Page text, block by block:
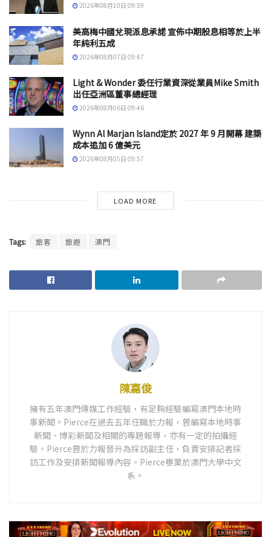
2026年08月10日 09:59
美高梅中國兌現派息承諾 宣佈中期股息相等於上半
年純利五成
2026年08月07日 09:47
Light & Wonder 委任行業資深從業員Mike Smith
出任亞洲區董事總經理
2026年08月06日 09:46
Wynn Al Marjan Island定於 2027 年 9 月開幕 建築
成本追加 6 億美元
2026年08月05日 09:57
LOAD MORE
Tags: 旅客 旅遊 澳門
陳嘉俊
擁有五年澳門傳媒工作經驗，有足夠經驗編寫澳門本地時
事新聞。Pierce在過去五年任職於力報，曾編寫本地時事
新聞、博彩新聞及相關的專題報導，亦有一定的拍攝經
驗。Pierce曾於力報晉升為採訪副主任，負責安排記者採
訪工作及安排新聞報導內容。Pierce畢業於澳門大學中文
系。